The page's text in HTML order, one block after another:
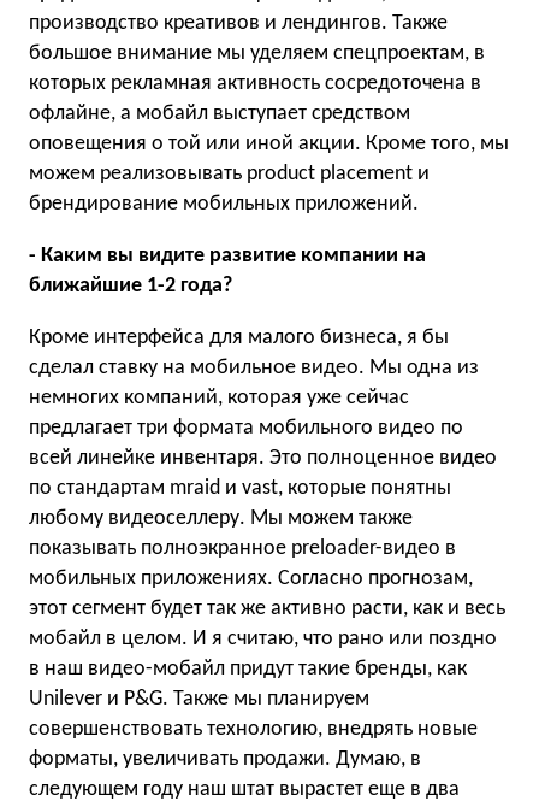
производство креативов и лендингов. Также
большое внимание мы уделяем спецпроектам, в
которых рекламная активность сосредоточена в
офлайне, а мобайл выступает средством
оповещения о той или иной акции. Кроме того, мы
можем реализовывать product placement и
брендирование мобильных приложений.
- Каким вы видите развитие компании на
ближайшие 1-2 года?
Кроме интерфейса для малого бизнеса, я бы
сделал ставку на мобильное видео. Мы одна из
немногих компаний, которая уже сейчас
предлагает три формата мобильного видео по
всей линейке инвентаря. Это полноценное видео
по стандартам mraid и vast, которые понятны
любому видеоселлеру. Мы можем также
показывать полноэкранное preloader-видео в
мобильных приложениях. Согласно прогнозам,
этот сегмент будет так же активно расти, как и весь
мобайл в целом. И я считаю, что рано или поздно
в наш видео-мобайл придут такие бренды, как
Unilever и P&G. Также мы планируем
совершенствовать технологию, внедрять новые
форматы, увеличивать продажи. Думаю, в
следующем году наш штат вырастет еще в два